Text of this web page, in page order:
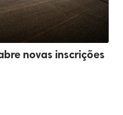
novas inscrições